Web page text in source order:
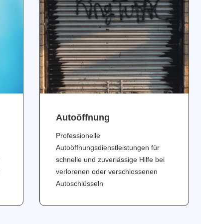
Аutoöffnung
Professionelle
Autoöffnungsdienstleistungen für
schnelle und zuverlässige Hilfe bei
verlorenen oder verschlossenen
Autoschlüsseln